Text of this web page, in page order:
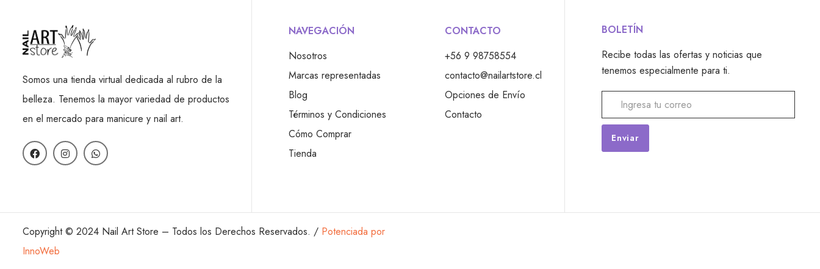
Somos una tienda virtual dedicada al rubro de la
belleza. Tenemos la mayor variedad de productos
en el mercado para manicure y nail art.
NAVEGACIÓN
Nosotros
Marcas representadas
Blog
Términos y Condiciones
Cómo Comprar
Tienda
CONTACTO
+56 9 98758554
contacto@nailartstore.cl
Opciones de Envío
Contacto
BOLETÍN
Recibe todas las ofertas y noticias que
tenemos especialmente para ti.
Copyright © 2024 Nail Art Store – Todos los Derechos Reservados. / Potenciada por
InnoWeb